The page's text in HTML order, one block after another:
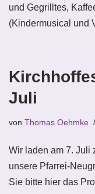
und Gegrilltes,
(Kindermusical und
Juli
von Thomas Oehmke
Wir laden am 7. Juli
unsere Pfarrei-
Sie bitte hier das